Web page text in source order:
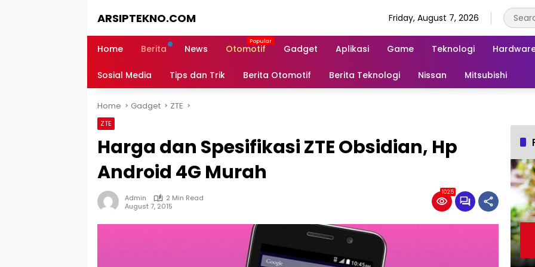
ARSIPTEKNO.COM
Informasi
Friday, August 7, 2026
Home Berita News Otomotif Gadget Aplikasi Game Teknologi
Sosial Media Tips dan Trik Berita Otomotif Berita Teknologi Nissan Mitsubishi
Home Gadget ZTE
ZTE
Harga dan Spesifikasi ZTE Obsidian, Hp
Android 4G Murah
Admin
2 Min Read
August 7, 2015
1025